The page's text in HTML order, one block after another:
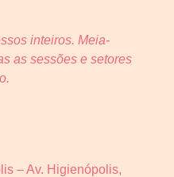
inteiros. Meia-
as sessões e setores
– Av. Higienópolis,